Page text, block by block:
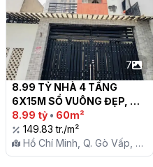
7
8.99 TỶ NHÀ 4 TẦNG
6X15M SỔ VUÔNG ĐẸP,
HẺM XE HƠI THÔNG 5M,
NGUYỄN TƯ GIẢN, GÒ VẤP
8.99 tỷ • 60m²
149.83 tr./m²
Hồ Chí Minh, Q. Gò Vấp, P.
12